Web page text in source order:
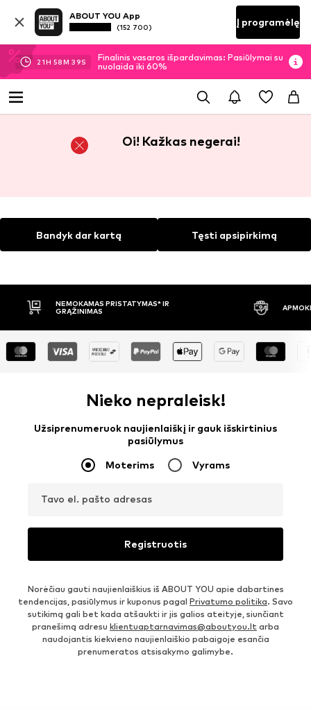
ABOUT YOU App
(152 700) Į programėlę
21H 58M 39S
Finalinis vasaros išpardavimas: Pasiūlymai su
nuolaida iki 60%
Oi! Kažkas negerai!
Bandyk dar kartą Tęsti apsipirkimą
NEMOKAMAS PRISTATYMAS* IR
GRĄŽINIMAS
Nieko nepraleisk!
Užsiprenumeruok naujienlaiškį ir gauk išskirtinius
pasiūlymus
Moterims Vyrams
Tavo el. pašto adresas
Registruotis
Norėčiau gauti naujienlaiškius iš ABOUT YOU apie dabartines
tendencijas, pasiūlymus ir kuponus pagal Privatumo politika. Savo
sutikimą gali bet kada atšaukti ir jis galios ateityje, siunčiant
pranešimą adresu klientuaptarnavimas@aboutyou.lt arba
naudojantis kiekvieno naujienlaiškio pabaigoje esančia
prenumeratos atsisakymo galimybe.